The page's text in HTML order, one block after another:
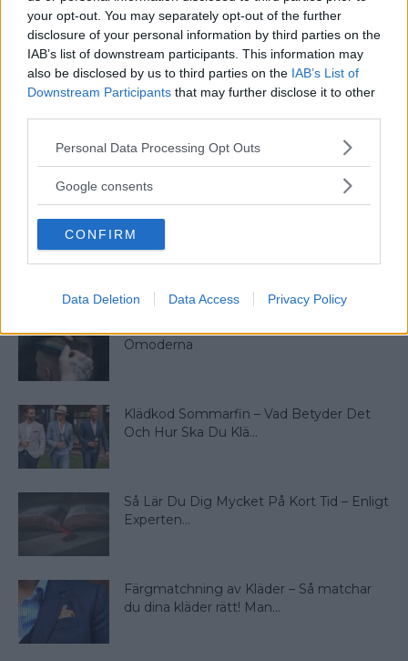
your opt-out. You may separately opt-out of the further
disclosure of your personal information by third parties on the
IAB’s list of downstream participants. This information may
also be disclosed by us to third parties on the IAB’s List of
Downstream Participants that may further disclose it to other
Please note that this website/app uses one or more Google
not limited to your visit or usage behaviour. You may click to
use your data for below specified purposes in below Google
consent section.
Personal Data Processing Opt Outs
Google consents
CONFIRM
Data Deletion Data Access Privacy Policy
Sebastian
uteservering, gärna "i goda vänners lag" om man nu skall
slänga in något klyschigt också.
Omoderna
Klädkod Sommarfin – Vad Betyder Det
Och Hur Ska Du Klä...
Så Lär Du Dig Mycket På Kort Tid – Enligt
Experten...
Färgmatchning av Kläder – Så matchar
du dina kläder rätt! Man...